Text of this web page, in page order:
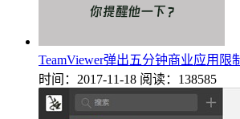
TeamViewer弹出五分钟商业应用限
时间：2017-11-18 阅读：138585